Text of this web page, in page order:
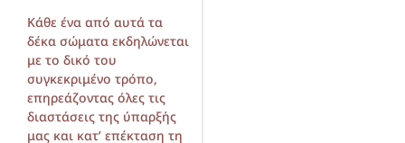
Κάθε ένα από αυτά τα
δέκα σώματα εκδηλώνεται
με το δικό του
συγκεκριμένο τρόπο,
επηρεάζοντας όλες τις
διαστάσεις της ύπαρξής
μας και κατ’ επέκταση τη